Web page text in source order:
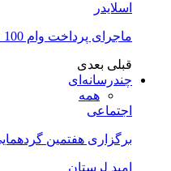
اسلایدر
ماجرای پرداخت وام 100 میلیونی برای نوسازی تجهیزات کشاورزان لرستانی چیست؟
قبلی بعدی
چندرسانه‌ای
همه
اجتماعی
برگزاری هفتمین
امید لرستان